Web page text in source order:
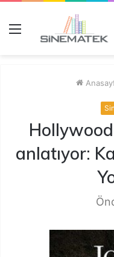
Hollywood
anlatıyor: